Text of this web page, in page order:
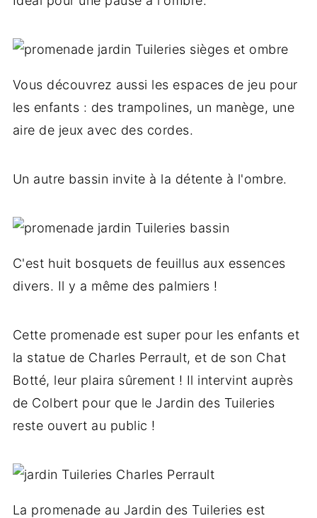
Vous découvrez aussi les espaces de jeu pour
les enfants : des trampolines, un manège, une
aire de jeux avec des cordes.
Un autre bassin invite à la détente à l'ombre.
C'est huit bosquets de feuillus aux essences
divers. Il y a même des palmiers !
Cette promenade est super pour les enfants et
la statue de Charles Perrault, et de son Chat
Botté, leur plaira sûrement ! Il intervint auprès
de Colbert pour que le Jardin des Tuileries
reste ouvert au public !
La promenade au Jardin des Tuileries est